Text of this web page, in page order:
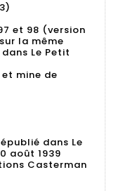
et 98 (version
la même
Le Petit
mine de
dans Le
août 1939
Casterman